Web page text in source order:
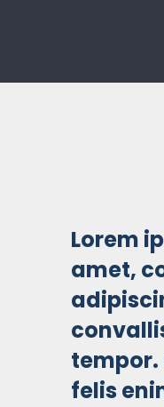
Lorem
amet,
tempor.
felis